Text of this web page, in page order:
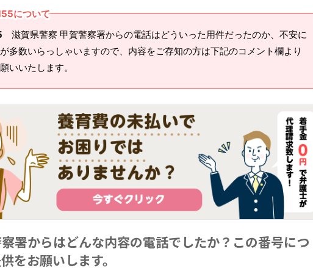
について
滋賀県警察 甲賀警察署からの電話はどういった用件だったのか、不安に
多数いらっしゃいますので、内容をご存知の方は下記のコメント欄より
いいたします。
署からはどんな内容の電話でしたか？この番号につ
をお願いします。